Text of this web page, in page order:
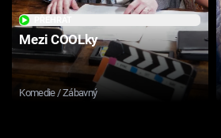
Mezi COOLky
Komedie / Zábavný